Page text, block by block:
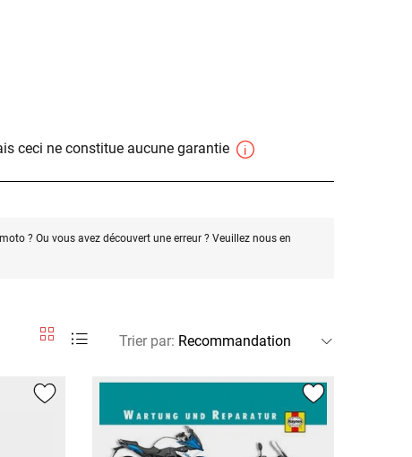
ceci ne constitue aucune garantie
? Ou vous avez découvert une erreur ? Veuillez nous en
Trier par: